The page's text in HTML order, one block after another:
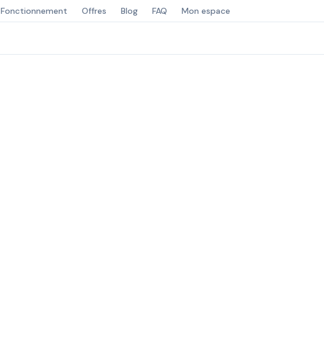
Fonctionnement Offres Blog FAQ Mon espace